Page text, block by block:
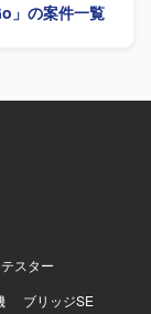
やメンバーの
リングやコン
装、リリー
ての総合力
接支えてい
ど技術ドリブ
と連携した要
品質、性能、
術支援、設
、不明点や
ます。コミ
リモート環
ジェクトや
」の案件一覧
テスター
ブリッジSE